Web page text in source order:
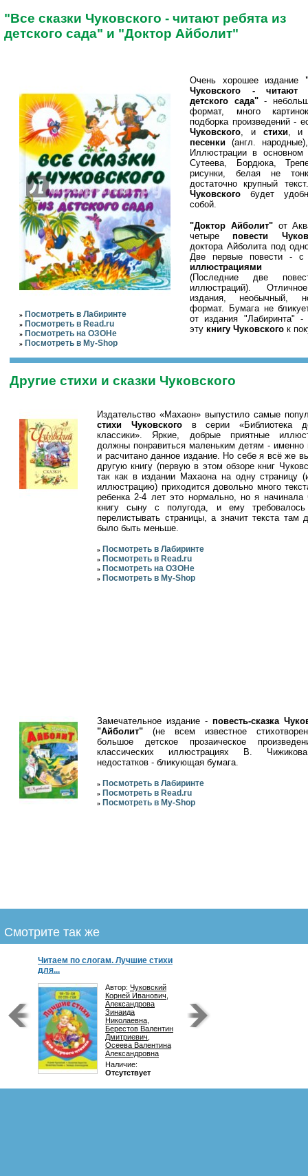
"Все сказки Чуковского - читают ребята из
детского сада" и "Доктор Айболит"
» Посмотреть в Лабиринте
» Посмотреть в Read.ru
» Посмотреть на ОЗОНе
» Посмотреть в My-Shop
Очень хорошее издание
Чуковского - читают
детского сада"-
формат, много
подборка произведений -
Чуковского, и стихи, и
песенки (англ.
Иллюстрации в основном
Сутеева, Бордюка,
рисунки, белая не
достаточно крупный
Чуковского будет
собой.
"Доктор Айболит"от
четыреповести
доктора Айболита под
Две первые повести - с
иллюстрациями
(Последние две
иллюстраций).
издания, необычный,
формат. Бумага не
от издания "Лабиринта" -
эту книгу Чуковского к
Другие стихи и сказки Чуковского
Издательство «Махаон» выпустило самые
стихи Чуковскогов серии «Библиотека
классики». Яркие, добрые приятные
должны понравиться маленьким детям - именно
и расчитано данное издание. Но себе я всё же
другую книгу (первую в этом обзоре книг
так как в издании Махаона на одну страницу
иллюстрацию) приходится довольно много
ребенка 2-4 лет это нормально, но я начинала
книгу сыну с полугода, и ему
перелистывать страницы, а значит текста там
было быть меньше.
» Посмотреть в Лабиринте
» Посмотреть в Read.ru
» Посмотреть на ОЗОНе
» Посмотреть в My-Shop
Замечательное издание - повесть-сказка
"Айболит" (не всем известное
большое детское прозаическое
классических иллюстрациях В.
недостатков - бликующая бумага.
» Посмотреть в Лабиринте
» Посмотреть в Read.ru
» Посмотреть в My-Shop
Смотрите так же
Читаем по слогам. Лучшие стихи
для...
Автор: Чуковский
Корней Иванович
Александрова
Зинаида
Николаевна
Берестов Валентин
Дмитриевич
Осеева Валентина
Александровна
Наличие:
Отсутствует
248